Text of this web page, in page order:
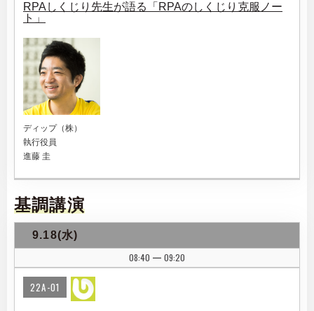
RPAしくじり先生が語る「RPAのしくじり克服ノー
ト」
ディップ（株）
執行役員
進藤 圭
基調講演
9.18(水)
08:40
| 09:20
22A-01